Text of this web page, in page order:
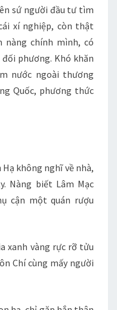
sứ người đầu tư tìm
xí nghiệp, còn thật
nàng chính mình, có
phương. Khó khăn
nước ngoài thương
Quốc, phương thức
không nghĩ về nhà,
Nàng biết Lâm Mạc
cận một quán rượu
xanh vàng rực rỡ tửu
Chí cùng mấy người